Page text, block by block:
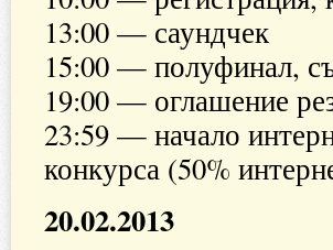
13:00 — саундчек
15:00 — полуфинал,
19:00 — оглашение
23:59 — начало
конкурса (50%
20.02.2013